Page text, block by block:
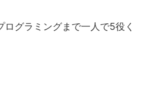
グラミングまで一人で5役く